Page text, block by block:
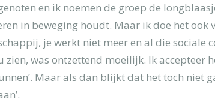
en ik noemen de groep de
in beweging houdt. Maar ik doe het ook
je werkt niet meer en al die sociale
was ontzettend moeilijk. Ik accepteer
Maar als dan blijkt dat het toch niet